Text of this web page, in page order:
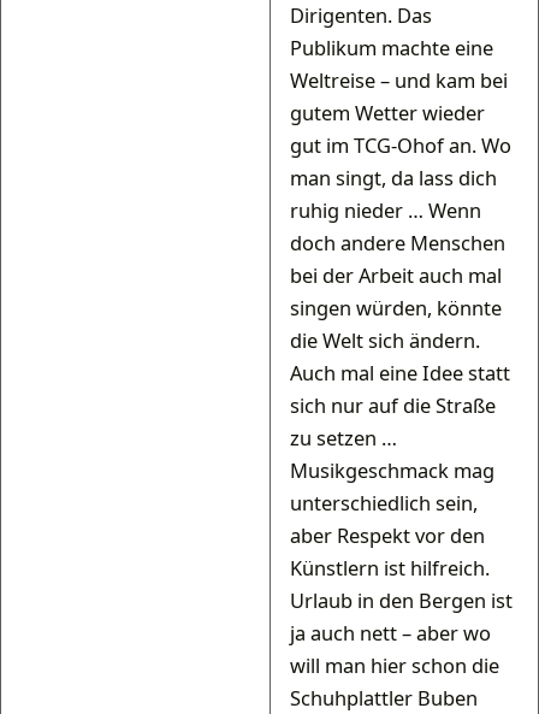
Dirigenten. Das
Publikum machte eine
Weltreise – und kam bei
gutem Wetter wieder
gut im TCG-Ohof an. Wo
man singt, da lass dich
ruhig nieder … Wenn
doch andere Menschen
bei der Arbeit auch mal
singen würden, könnte
die Welt sich ändern.
Auch mal eine Idee statt
sich nur auf die Straße
zu setzen …
Musikgeschmack mag
unterschiedlich sein,
aber Respekt vor den
Künstlern ist hilfreich.
Urlaub in den Bergen ist
ja auch nett – aber wo
will man hier schon die
Schuhplattler Buben